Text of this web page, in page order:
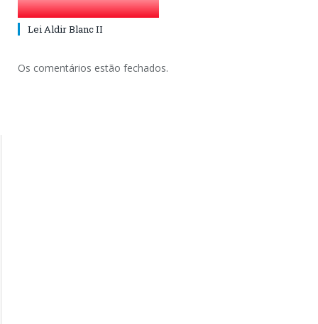
Lei Aldir Blanc II
Os comentários estão fechados.